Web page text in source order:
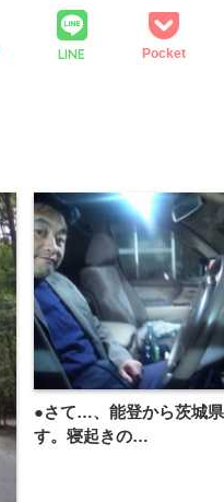
LINE Pocket
●さて…、能登から茨城
す。寝起きの…